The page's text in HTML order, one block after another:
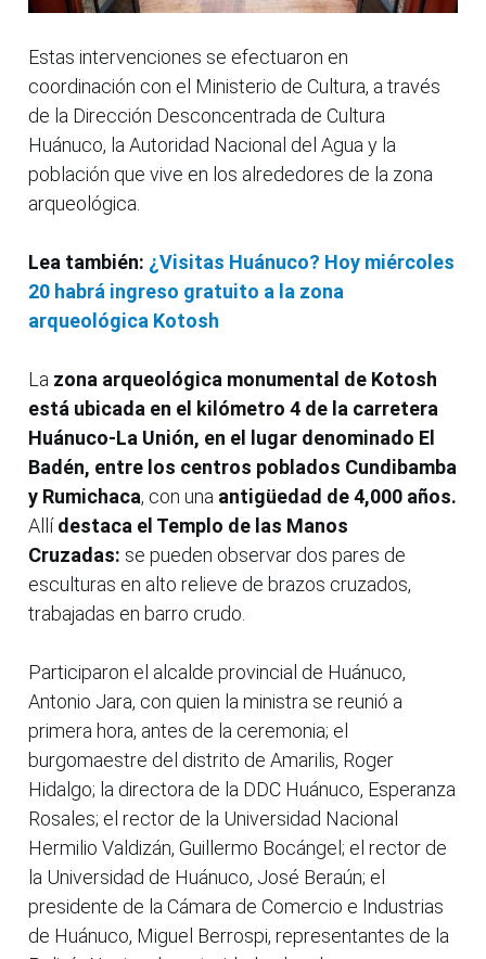
Estas intervenciones se efectuaron en
coordinación con el Ministerio de Cultura, a través
de la Dirección Desconcentrada de Cultura
Huánuco, la Autoridad Nacional del Agua y la
población que vive en los alrededores de la zona
arqueológica.
Lea también: ¿Visitas Huánuco? Hoy miércoles
20 habrá ingreso gratuito a la zona
arqueológica Kotosh
La zona arqueológica monumental de Kotosh
está ubicada en el kilómetro 4 de la carretera
Huánuco-La Unión, en el lugar denominado El
Badén, entre los centros poblados Cundibamba
y Rumichaca, con una antigüedad de 4,000 años.
Allídestaca el Templo de las Manos
Cruzadas: se pueden observar dos pares de
esculturas en alto relieve de brazos cruzados,
trabajadas en barro crudo.
Participaron el alcalde provincial de Huánuco,
Antonio Jara, con quien la ministra se reunió a
primera hora, antes de la ceremonia; el
burgomaestre del distrito de Amarilis, Roger
Hidalgo; la directora de la DDC Huánuco, Esperanza
Rosales; el rector de la Universidad Nacional
Hermilio Valdizán, Guillermo Bocángel; el rector de
la Universidad de Huánuco, José Beraún; el
presidente de la Cámara de Comercio e Industrias
de Huánuco, Miguel Berrospi, representantes de la